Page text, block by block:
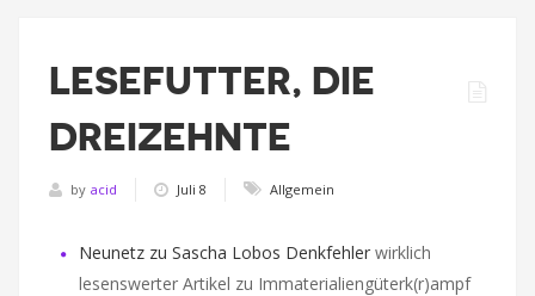
LESEFUTTER, DIE
DREIZEHNTE
by acid Juli 8 Allgemein
Neunetz zu Sascha Lobos Denkfehler wirklich
lesenswerter Artikel zu Immaterialiengüterk(r)ampf